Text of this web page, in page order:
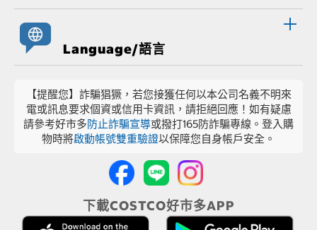
Language/語言
【提醒您】詐騙猖獗，若您接獲任何以本公司名義不明來
電或訊息要求個資或信用卡資訊，請拒絕回應！如有疑慮
請參考好市多防止詐騙宣導或撥打165防詐騙專線。登入購
物時將啟動帳號雙重驗證以保障您自身帳戶安全。
下載COSTCO好市多APP